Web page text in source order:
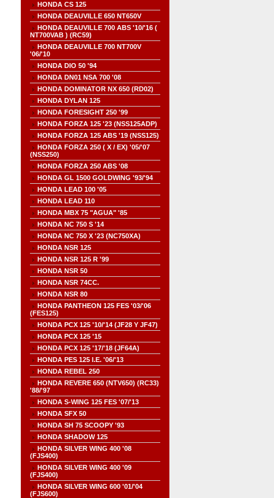
HONDA CS 125
HONDA DEAUVILLE 650 NT650V
HONDA DEAUVILLE 700 ABS '10/'16 (
NT700VAB ) (RC59)
HONDA DEAUVILLE 700 NT700V
'06/'10
HONDA DIO 50 '94
HONDA DN01 NSA 700 '08
HONDA DOMINATOR NX 650 (RD02)
HONDA DYLAN 125
HONDA FORESIGHT 250 '99
HONDA FORZA 125 '23 (NSS125ADP)
HONDA FORZA 125 ABS '19 (NSS125)
HONDA FORZA 250 ( X / EX) '05/'07
(NSS250)
HONDA FORZA 250 ABS '08
HONDA GL 1500 GOLDWING '93/'94
HONDA LEAD 100 '05
HONDA LEAD 110
HONDA MBX 75 "AGUA" '85
HONDA NC 750 S '14
HONDA NC 750 X '23 (NC750XA)
HONDA NSR 125
HONDA NSR 125 R '99
HONDA NSR 50
HONDA NSR 74CC.
HONDA NSR 80
HONDA PANTHEON 125 FES '03/'06
(FES125)
HONDA PCX 125 '10/'14 (JF28 Y JF47)
HONDA PCX 125 '15
HONDA PCX 125 '17/'18 (JF64A)
HONDA PES 125 I.E. '06/'13
HONDA REBEL 250
HONDA REVERE 650 (NTV650) (RC33)
'88/'97
HONDA S-WING 125 FES '07/'13
HONDA SFX 50
HONDA SH 75 SCOOPY '93
HONDA SHADOW 125
HONDA SILVER WING 400 '08
(FJS400)
HONDA SILVER WING 400 '09
(FJS400)
HONDA SILVER WING 600 '01/'04
(FJS600)